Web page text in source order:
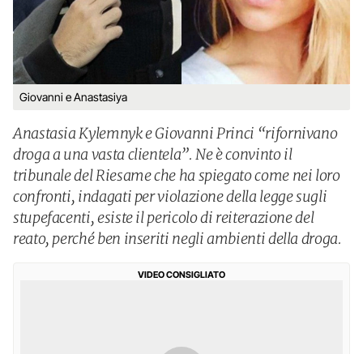
Giovanni e Anastasiya
Anastasia Kylemnyk e Giovanni Princi “rifornivano
droga a una vasta clientela”. Ne è convinto il
tribunale del Riesame che ha spiegato come nei loro
confronti, indagati per violazione della legge sugli
stupefacenti, esiste il pericolo di reiterazione del
reato, perché ben inseriti negli ambienti della droga.
VIDEO CONSIGLIATO